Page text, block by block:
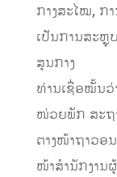
ກາງສະໄໝ, ກ
ເປັນການສະຫຼຸ
ສູນກາງ
ທ່ານເຊື່ອໝັ້ນວ່
ໜ່ວຍພັກ ສະຖ
ຕາງໜ້າຖາວອ
ໜ້າສໍານັກງານ